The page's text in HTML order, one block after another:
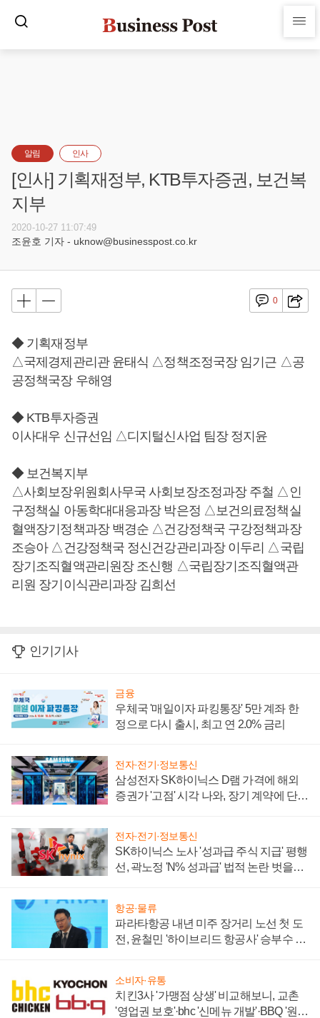
알림 인사
[인사] 기획재정부, KTB투자증권, 보건복
지부
2020-10-27 11:07:49
조윤호 기자 - uknow@businesspost.co.kr
0
◆ 기획재정부
△국제경제관리관 윤태식 △정책조정국장 임기근 △공
공정책국장 우해영
◆ KTB투자증권
이사대우 신규선임 △디지털신사업 팀장 정지윤
◆ 보건복지부
△사회보장위원회사무국 사회보장조정과장 주철 △인
구정책실 아동학대대응과장 박은정 △보건의료정책실
혈액장기정책과장 백경순 △건강정책국 구강정책과장
조승아 △건강정책국 정신건강관리과장 이두리 △국립
장기조직혈액관리원장 조신행 △국립장기조직혈액관
리원 장기이식관리과장 김희선
인기기사
금융
우체국 '매일이자 파킹통장' 5만 계좌 한
정으로 다시 출시, 최고 연 2.0% 금리
전자·전기·정보통신
삼성전자 SK하이닉스 D램 가격에 해외
증권가 '고점' 시각 나와, 장기 계약에 단점
전자·전기·정보통신
SK하이닉스 노사 '성과급 주식 지급' 평행
선, 곽노정 'N% 성과급' 법적 논란 벗을지
항공·물류
파라타항공 내년 미주 장거리 노선 첫 도
전, 윤철민 '하이브리드 항공사' 승부수 통
소비자·유통
치킨3사 '가맹점 상생' 비교해보니, 교촌
'영업권 보호'·bhc '신메뉴 개발'·BBQ '원가